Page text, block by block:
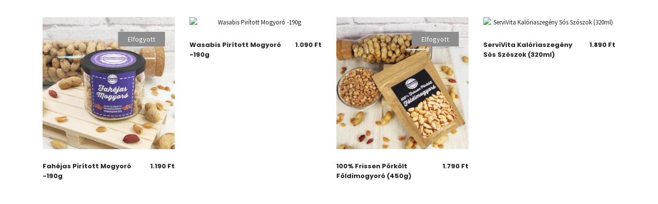
Elfogyott
Fahéjas Pirított Mogyoró
-190g
1.190 Ft
Wasabis Pirított Mogyoró
-190g
1.090 Ft
Elfogyott
100% Frissen Pörkölt
Földimogyoró (450g)
1.790 Ft
ServiVita Kalóriaszegény
Sós Szószok (320ml)
1.890 Ft